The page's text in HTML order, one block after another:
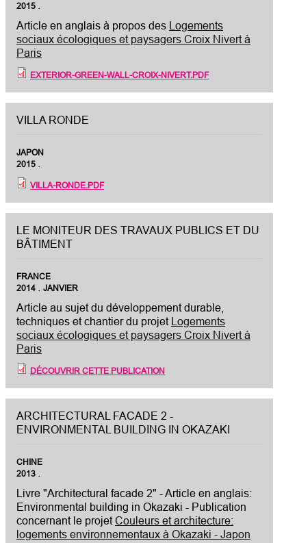
2015
Article en anglais à propos des
Logements
sociaux écologiques et paysagers Croix Nivert à
Paris
EXTERIOR-GREEN-WALL-CROIX-NIVERT.PDF
VILLA RONDE
JAPON
2015
VILLA-RONDE.PDF
LE MONITEUR DES TRAVAUX PUBLICS ET DU
BÂTIMENT
FRANCE
2014
JANVIER
Article au sujet du développement durable,
techniques et chantier du projet
Logements
sociaux écologiques et paysagers Croix Nivert à
Paris
DÉCOUVRIR CETTE PUBLICATION
ARCHITECTURAL FACADE 2 -
ENVIRONMENTAL BUILDING IN OKAZAKI
CHINE
2013
Livre "Architectural facade 2" - Article en anglais:
Environmental building in Okazaki - Publication
concernant le projetCouleurs et architecture:
logements environnementaux à Okazaki - Japon